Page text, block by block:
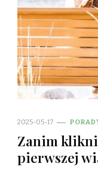
2025-05-17
Zanim
pierwszej